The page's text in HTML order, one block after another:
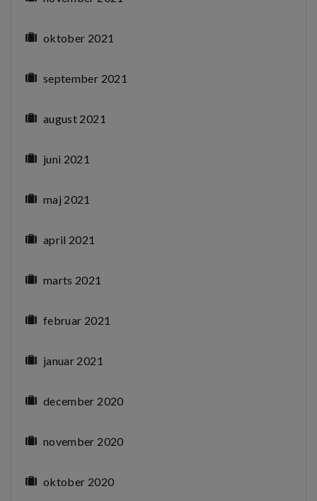
oktober 2021
september 2021
august 2021
juni 2021
maj 2021
april 2021
marts 2021
februar 2021
januar 2021
december 2020
november 2020
oktober 2020